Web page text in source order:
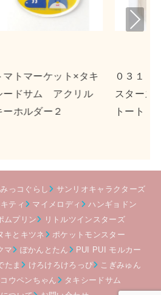
３×リトルツイン
キャンバス
ｎｓｎ×ポチ
クリルキーホ
Nex
っコぐらし
サンリオキャラクターズ
ティ マイメロディ
ハンギョドン
ムプリン
リトルツインスターズ
キとキツネ
ポケットモンスター
マ ぽかんとたん
PUI PUI モルカー
たま けろけろけろっぴ
こぎみゅん
コウペンちゃん
タキシードサム